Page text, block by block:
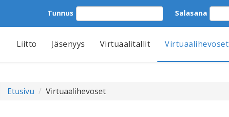
Tunnus Salasana
Liitto Jäsenyys Virtuaalitallit Virtuaalihevoset
Etusivu Virtuaalihevoset